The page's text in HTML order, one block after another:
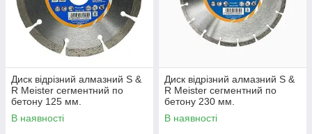
Диск відрізний алмазний S &
R Meister сегментний по
бетону 125 мм.
В наявності
Диск відрізний алмазний S &
R Meister сегментний по
бетону 230 мм.
В наявності